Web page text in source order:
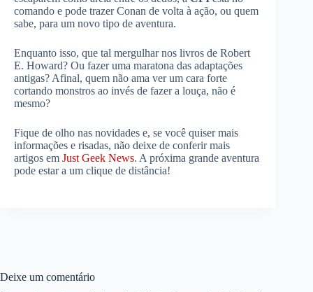
comando e pode trazer Conan de volta à ação, ou quem
sabe, para um novo tipo de aventura.
Enquanto isso, que tal mergulhar nos livros de Robert
E. Howard? Ou fazer uma maratona das adaptações
antigas? Afinal, quem não ama ver um cara forte
cortando monstros ao invés de fazer a louça, não é
mesmo?
Fique de olho nas novidades e, se você quiser mais
informações e risadas, não deixe de conferir mais
artigos em Just Geek News. A próxima grande aventura
pode estar a um clique de distância!
Deixe um comentário